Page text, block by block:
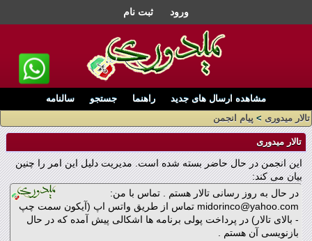
ورود ثبت نام
مشاهده ارسال های جدید راهنما جستجو
سالنامه
تالار میدوری > پیام انجمن
تالار میدوری
این انجمن در حال حاضر بسته شده است. مدیریت دلیل این امر را چنین
بیان می کند:
در حال به روز رسانی تالار هستم . تماس با من:
midorinco@yahoo.com تماس از طریق واتس اپ (آیکون سمت چپ
- بالای تالار) در پرداخت پولی برنامه ها اشکالی پیش آمده که در حال
بازنویسی آن هستم .